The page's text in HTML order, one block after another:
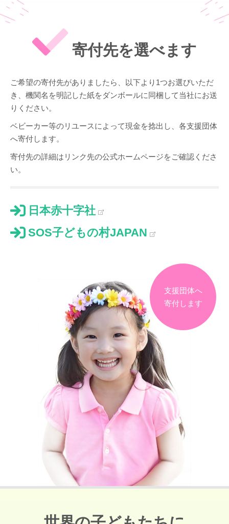
寄付先を選べます
ご希望の寄付先がありましたら、以下より1つお選びいただ
き、機関名を明記した紙をダンボールに同梱して当社にお送
りください。
ベビーカー等のリユースによって現金を捻出し、各支援団体
へ寄付します。
寄付先の詳細はリンク先の公式ホームページをご確認くださ
い。
日本赤十字社
SOS子どもの村JAPAN
支援団体へ
寄付します